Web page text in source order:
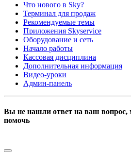
Что нового в Sky?
Терминал для продаж
Рекомендуемые темы
Приложения Skyservice
Оборудование и сеть
Начало работы
Кассовая дисциплина
Дополнительная информация
Видео-уроки
Админ-панель
Вы не нашли ответ на ваш вопрос,
помочь